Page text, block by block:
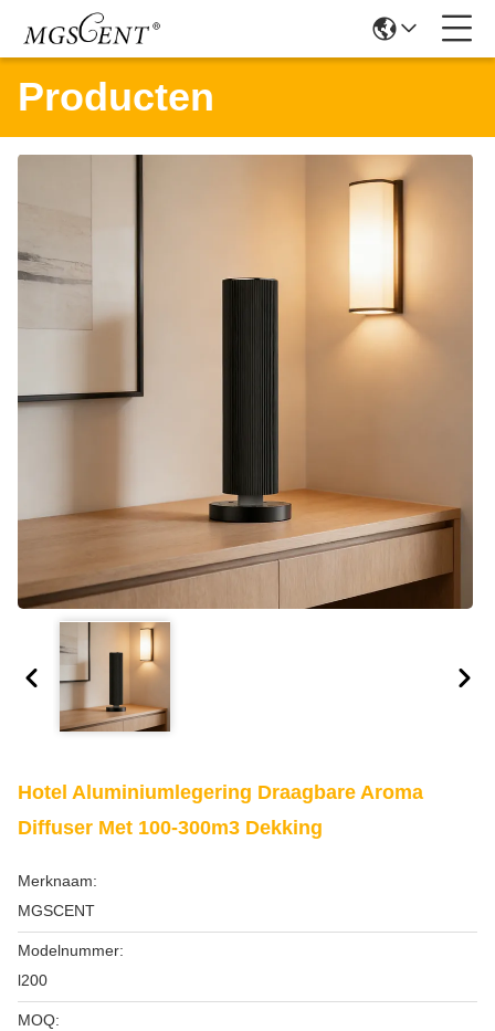
Producten
Hotel Aluminiumlegering Draagbare Aroma
Diffuser Met 100-300m3 Dekking
Merknaam:
MGSCENT
Modelnummer:
l200
MOQ: